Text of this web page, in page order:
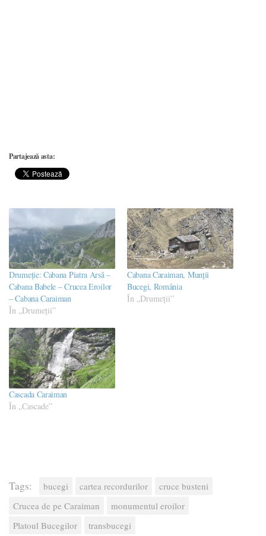
Partajează asta:
Drumeție: Cabana Piatra Arsă –
Cabana Babele – Crucea Eroilor
– Cabana Caraiman
În „Drumeţii”
Cabana Caraiman, Munții
Bucegi, România
În „Drumeţii”
Cascada Caraiman
În „Cascade”
Tags: bucegi cartea recordurilor
cruce busteni
Crucea de pe Caraiman
monumentul eroilor
Platoul Bucegilor
transbucegi